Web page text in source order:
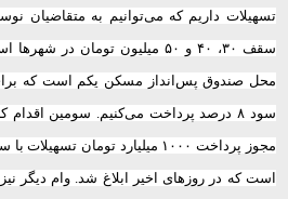
تسهیلات داریم که می‌توانیم به متقاضیان
سقف ۳۰، ۴۰ و ۵۰ میلیون تومان
محل صندوق پس‌انداز مسکن یکم است که برای
سود ۸ درصد پرداخت می‌کنیم. سومین
است که در روزهای اخیر ابلاغ شد. وام دیگر